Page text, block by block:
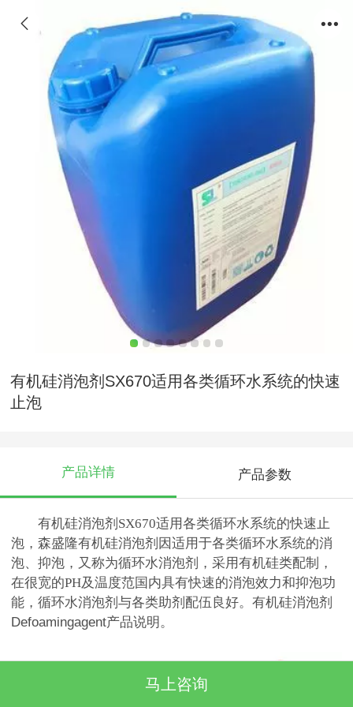
有机硅消泡剂SX670适用各类循环水系统的快速
止泡
产品详情 产品参数
有机硅消泡剂SX670适用各类循环水系统的快速止
泡，森盛隆有机硅消泡剂因适用于各类循环水系统的消
泡、抑泡，又称为循环水消泡剂，采用有机硅类配制，
在很宽的PH及温度范国内具有快速的消泡效力和抑泡功
能，循环水消泡剂与各类助剂配伍良好。 有机硅消泡剂
Defoamingagent产品说明。
马上咨询